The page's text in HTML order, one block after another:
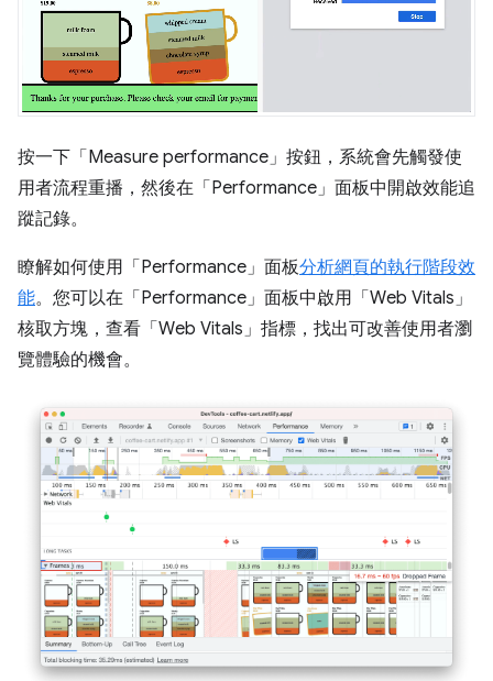
按一下「Measure performance」 按鈕，系統會先觸發使
用者流程重播，然後在「Performance」 面板中開啟效能追
蹤記錄。
瞭解如何使用「Performance」 面板分析網頁的執行階段效
能。您可以在「Performance」 面板中啟用「Web Vitals」
核取方塊，查看「Web Vitals」 指標，找出可改善使用者瀏
覽體驗的機會。